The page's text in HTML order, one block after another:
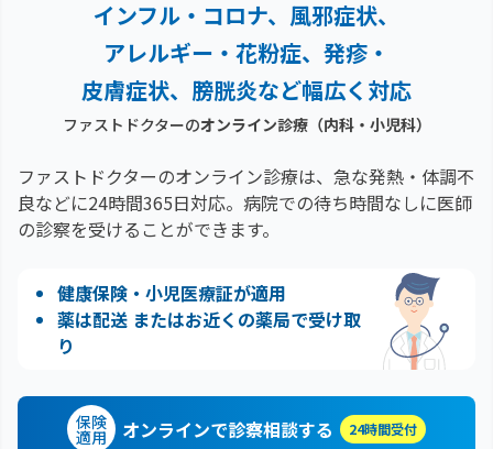
インフル・コロナ、風邪症状、
アレルギー・花粉症、 発疹・
皮膚症状、膀胱炎など幅広く対応
ファストドクターのオンライン診療（内科・小児科）
ファストドクターのオンライン診療は、急な発熱・体調不
良などに24時間365日対応。 病院での待ち時間なしに医師
の診察を受けることができます。
健康保険・小児医療証が適用
薬は配送 またはお近くの薬局で受け取
り
保険
適用 オンラインで診察相談する 24時間受付